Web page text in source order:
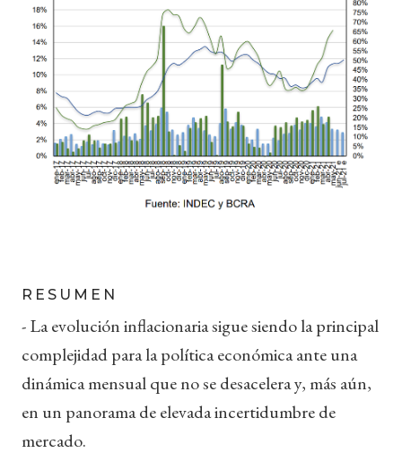
RESUMEN
- La evolución inflacionaria sigue siendo la principal
complejidad para la política económica ante una
dinámica mensual que no se desacelera y, más aún,
en un panorama de elevada incertidumbre de
mercado.